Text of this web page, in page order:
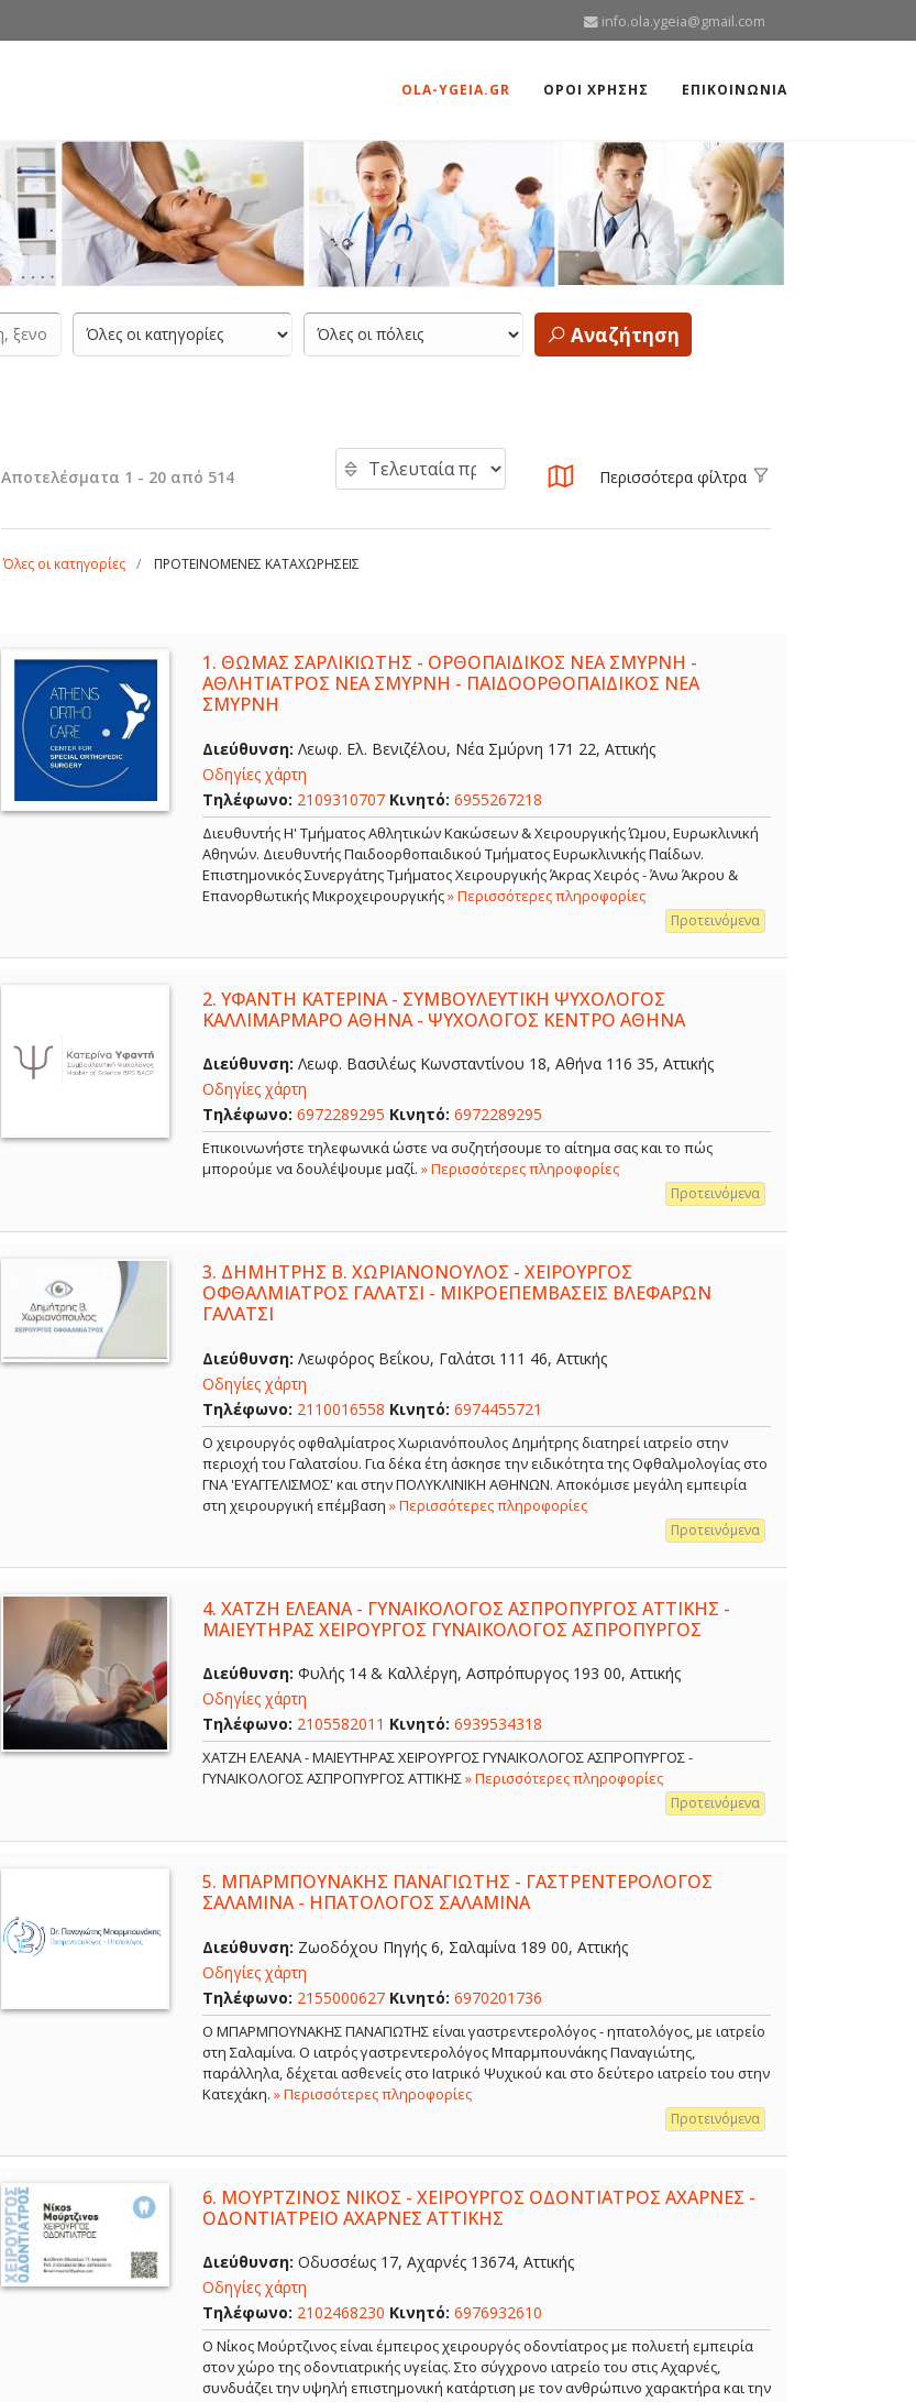
info.ola.ygeia@gmail.com
OLA-YGEIA.GR ΟΡΟΙ ΧΡΗΣΗΣ ΕΠΙΚΟΙΝΩΝΙΑ
Αναζήτηση
Αποτελέσματα 1 - 20 από 514 Περισσότερα φίλτρα
Όλες οι κατηγορίες ΠΡΟΤΕΙΝΟΜΕΝΕΣ ΚΑΤΑΧΩΡΗΣΕΙΣ
1. ΘΩΜΑΣ ΣΑΡΛΙΚΙΩΤΗΣ - ΟΡΘΟΠΑΙΔΙΚΟΣ ΝΕΑ ΣΜΥΡΝΗ -
ΑΘΛΗΤΙΑΤΡΟΣ ΝΕΑ ΣΜΥΡΝΗ - ΠΑΙΔΟΟΡΘΟΠΑΙΔΙΚΟΣ ΝΕΑ
ΣΜΥΡΝΗ
Διεύθυνση: Λεωφ. Ελ. Βενιζέλου, Νέα Σμύρνη 171 22, Αττικής
Οδηγίες χάρτη
Τηλέφωνο: 2109310707 Κινητό: 6955267218
Διευθυντής Η' Τμήματος Αθλητικών Κακώσεων & Χειρουργικής Ώμου, Ευρωκλινική
Αθηνών. Διευθυντής Παιδοορθοπαιδικού Τμήματος Ευρωκλινικής Παίδων.
Επιστημονικός Συνεργάτης Τμήματος Χειρουργικής Άκρας Χειρός - Άνω Άκρου &
Επανορθωτικής Μικροχειρουργικής» Περισσότερες πληροφορίες
Προτεινόμενα
2. ΥΦΑΝΤΗ ΚΑΤΕΡΙΝΑ - ΣΥΜΒΟΥΛΕΥΤΙΚΗ ΨΥΧΟΛΟΓΟΣ
ΚΑΛΛΙΜΑΡΜΑΡΟ ΑΘΗΝΑ - ΨΥΧΟΛΟΓΟΣ ΚΕΝΤΡΟ ΑΘΗΝΑ
Διεύθυνση: Λεωφ. Βασιλέως Κωνσταντίνου 18, Αθήνα 116 35, Αττικής
Οδηγίες χάρτη
Τηλέφωνο: 6972289295 Κινητό: 6972289295
Επικοινωνήστε τηλεφωνικά ώστε να συζητήσουμε το αίτημα σας και το πώς
μπορούμε να δουλέψουμε μαζί. » Περισσότερες πληροφορίες
Προτεινόμενα
3. ΔΗΜΗΤΡΗΣ Β. ΧΩΡΙΑΝΟΝΟΥΛΟΣ - ΧΕΙΡΟΥΡΓΟΣ
ΟΦΘΑΛΜΙΑΤΡΟΣ ΓΑΛΑΤΣΙ - ΜΙΚΡΟΕΠΕΜΒΑΣΕΙΣ ΒΛΕΦΑΡΩΝ
ΓΑΛΑΤΣΙ
Διεύθυνση: Λεωφόρος Βεΐκου, Γαλάτσι 111 46, Αττικής
Οδηγίες χάρτη
Τηλέφωνο: 2110016558 Κινητό: 6974455721
Ο χειρουργός οφθαλμίατρος Χωριανόπουλος Δημήτρης διατηρεί ιατρείο στην
περιοχή του Γαλατσίου. Για δέκα έτη άσκησε την ειδικότητα της Οφθαλμολογίας στο
ΓΝΑ 'ΕΥΑΓΓΕΛΙΣΜΟΣ' και στην ΠΟΛΥΚΛΙΝΙΚΗ ΑΘΗΝΩΝ. Αποκόμισε μεγάλη εμπειρία
στη χειρουργική επέμβαση » Περισσότερες πληροφορίες
Προτεινόμενα
4. ΧΑΤΖΗ ΕΛΕΑΝΑ - ΓΥΝΑΙΚΟΛΟΓΟΣ ΑΣΠΡΟΠΥΡΓΟΣ ΑΤΤΙΚΗΣ -
ΜΑΙΕΥΤΗΡΑΣ ΧΕΙΡΟΥΡΓΟΣ ΓΥΝΑΙΚΟΛΟΓΟΣ ΑΣΠΡΟΠΥΡΓΟΣ
Διεύθυνση: Φυλής 14 & Καλλέργη, Ασπρόπυργος 193 00, Αττικής
Οδηγίες χάρτη
Τηλέφωνο: 2105582011 Κινητό: 6939534318
ΧΑΤΖΗ ΕΛΕΑΝΑ - ΜΑΙΕΥΤΗΡΑΣ ΧΕΙΡΟΥΡΓΟΣ ΓΥΝΑΙΚΟΛΟΓΟΣ ΑΣΠΡΟΠΥΡΓΟΣ -
ΓΥΝΑΙΚΟΛΟΓΟΣ ΑΣΠΡΟΠΥΡΓΟΣ ΑΤΤΙΚΗΣ» Περισσότερες πληροφορίες
Προτεινόμενα
5. ΜΠΑΡΜΠΟΥΝΑΚΗΣ ΠΑΝΑΓΙΩΤΗΣ - ΓΑΣΤΡΕΝΤΕΡΟΛΟΓΟΣ
ΣΑΛΑΜΙΝΑ - ΗΠΑΤΟΛΟΓΟΣ ΣΑΛΑΜΙΝΑ
Διεύθυνση: Ζωοδόχου Πηγής 6, Σαλαμίνα 189 00, Αττικής
Οδηγίες χάρτη
Τηλέφωνο: 2155000627 Κινητό: 6970201736
Ο ΜΠΑΡΜΠΟΥΝΑΚΗΣ ΠΑΝΑΓΙΩΤΗΣ είναι γαστρεντερολόγος - ηπατολόγος, με ιατρείο
στη Σαλαμίνα. Ο ιατρός γαστρεντερολόγος Μπαρμπουνάκης Παναγιώτης,
παράλληλα, δέχεται ασθενείς στο Ιατρικό Ψυχικού και στο δεύτερο ιατρείο του στην
Κατεχάκη. » Περισσότερες πληροφορίες
Προτεινόμενα
6. ΜΟΥΡΤΖΙΝΟΣ ΝΙΚΟΣ - ΧΕΙΡΟΥΡΓΟΣ ΟΔΟΝΤΙΑΤΡΟΣ ΑΧΑΡΝΕΣ -
ΟΔΟΝΤΙΑΤΡΕΙΟ ΑΧΑΡΝΕΣ ΑΤΤΙΚΗΣ
Διεύθυνση: Οδυσσέως 17, Αχαρνές 13674, Αττικής
Οδηγίες χάρτη
Τηλέφωνο: 2102468230 Κινητό: 6976932610
Ο Νίκος Μούρτζινος είναι έμπειρος χειρουργός οδοντίατρος με πολυετή εμπειρία
στον χώρο της οδοντιατρικής υγείας. Στο σύγχρονο ιατρείο του στις Αχαρνές,
συνδυάζει την υψηλή επιστημονική κατάρτιση με τον ανθρώπινο χαρακτήρα και την